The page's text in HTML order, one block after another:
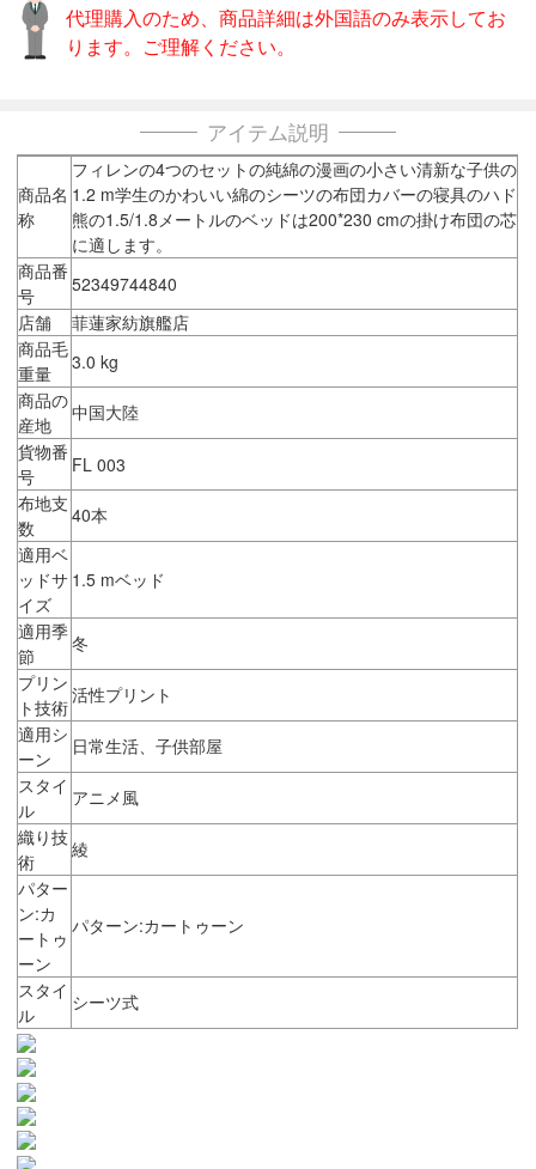
代理購入のため、商品詳細は外国語のみ表示してお
ります。ご理解ください。
アイテム説明
商品名
称
フィレンの4つのセットの純綿の漫画の小さい清新な子供の
1.2 m学生のかわいい綿のシーツの布団カバーの寝具のハド
熊の1.5/1.8メートルのベッドは200*230 cmの掛け布団の芯
に適します。
商品番
号
52349744840
店舗
菲蓮家紡旗艦店
商品毛
重量
3.0 kg
商品の
産地
中国大陸
貨物番
号
FL 003
布地支
数
40本
適用ベ
ッドサ
イズ
1.5 mベッド
適用季
節
冬
プリン
ト技術
活性プリント
適用シ
ーン
日常生活、子供部屋
スタイ
ル
アニメ風
織り技
術
綾
パター
ン:カ
ートゥ
ーン
パターン:カートゥーン
スタイ
ル
シーツ式